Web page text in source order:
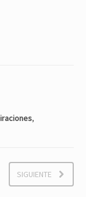
,
SIGUIENTE